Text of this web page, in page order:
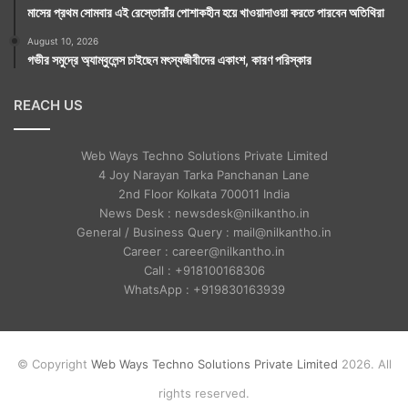
মাসের প্রথম সোমবার এই রেস্তোরাঁয় পোশাকহীন হয়ে খাওয়াদাওয়া করতে পারবেন অতিথিরা
August 10, 2026
গভীর সমুদ্রে অ্যাম্বুলেন্স চাইছেন মৎস্যজীবীদের একাংশ, কারণ পরিস্কার
REACH US
Web Ways Techno Solutions Private Limited
4 Joy Narayan Tarka Panchanan Lane
2nd Floor Kolkata 700011 India
News Desk : newsdesk@nilkantho.in
General / Business Query : mail@nilkantho.in
Career : career@nilkantho.in
Call : +918100168306
WhatsApp : +919830163939
© Copyright Web Ways Techno Solutions Private Limited 2026. All
rights reserved.